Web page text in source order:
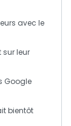
avec le
leur
Google
bientôt